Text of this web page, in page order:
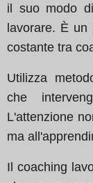
il suo modo
lavorare. È un
costante tra
Utilizza
che
L'attenzione
ma
Il coaching